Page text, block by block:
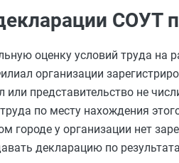
СОУТ
оценку условий труда на
организации
представительство не
по месту нахождения
городе у организации нет
декларацию по